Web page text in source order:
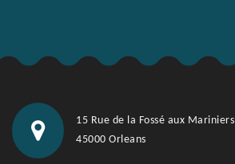
15 Rue de la Fossé aux Mariniers
45000 Orleans